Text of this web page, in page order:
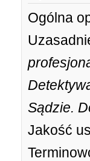
Ogólna
Sądzie.
Jakość